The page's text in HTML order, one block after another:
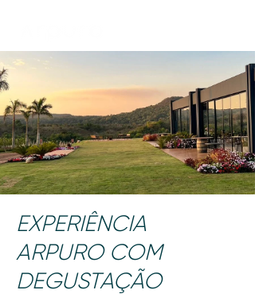
EXPERIÊNCIA
ARPURO COM
DEGUSTAÇÃO